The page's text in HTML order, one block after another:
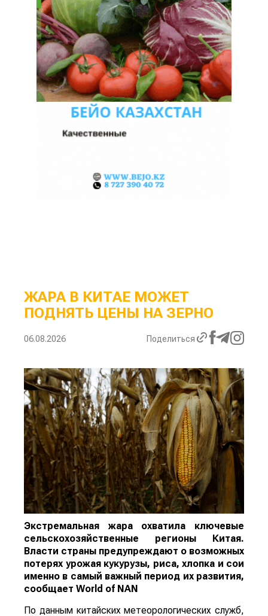
ЖАРА В КИТАЕ МОЖЕТ
ПОДНЯТЬ ЦЕНЫ НА ЗЕРНО
06.08.2026 Поделиться
Экстремальная жара охватила ключевые
сельскохозяйственные регионы Китая.
Власти страны предупреждают о возможных
потерях урожая кукурузы, риса, хлопка и сои
именно в самый важный период их развития,
сообщает World of NAN
По данным китайских метеорологических служб,